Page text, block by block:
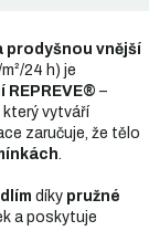
prodyšnou vnější
24 h) je
–
, který vytváří
zaručuje, že tělo
díky pružné
a poskytuje